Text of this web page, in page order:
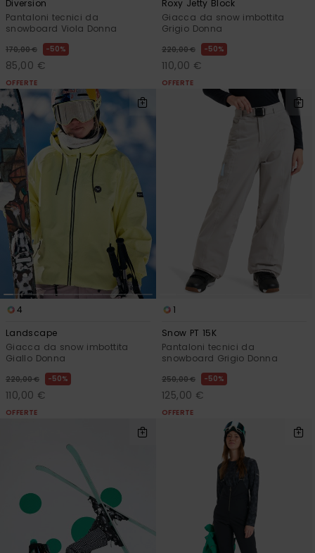
Diversion
Pantaloni tecnici da
snowboard Viola Donna
170,00 € 50%
85,00 €
OFFERTE
Roxy Jetty Block
Giacca da snow imbottita
Grigio Donna
220,00 € 50%
110,00 €
OFFERTE
4
Landscape
Giacca da snow imbottita
Giallo Donna
220,00 € 50%
110,00 €
OFFERTE
1
Snow PT 15K
Pantaloni tecnici da
snowboard Grigio Donna
250,00 € 50%
125,00 €
OFFERTE